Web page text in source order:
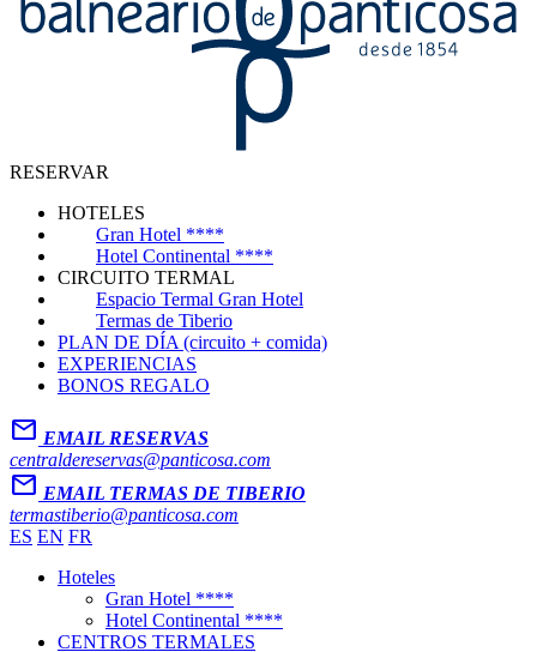
RESERVAR
HOTELES
Gran Hotel ****
Hotel Continental ****
CIRCUITO TERMAL
Espacio Termal Gran Hotel
Termas de Tiberio
PLAN DE DÍA (circuito + comida)
EXPERIENCIAS
BONOS REGALO
Mail EMAIL RESERVAS
centraldereservas@panticosa.com
Mail EMAIL TERMAS DE TIBERIO
termastiberio@panticosa.com
ES EN FR
Hoteles
Gran Hotel ****
Hotel Continental ****
CENTROS TERMALES